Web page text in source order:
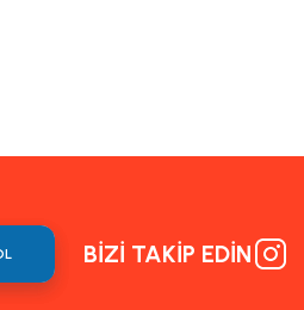
BİZİ TAKİP EDİN